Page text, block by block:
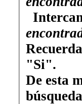
"Si".
De esta